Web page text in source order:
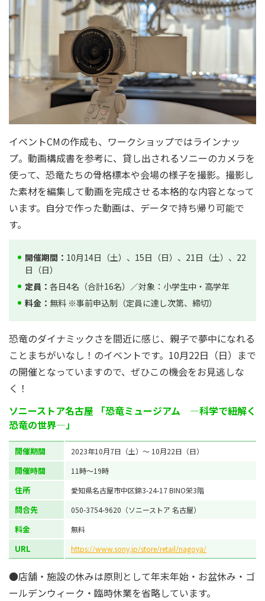
イベントCMの作成も、ワークショップではラインナッ
プ。動画構成書を参考に、貸し出されるソニーのカメラを
使って、恐竜たちの骨格標本や会場の様子を撮影。撮影し
た素材を編集して動画を完成させる本格的な内容となって
います。自分で作った動画は、データで持ち帰り可能で
す。
開催期間： 10月14日（土）、15日（日）、21日（土）、22
日（日）
定員： 各日4名（合計16名）／対象：小学生中・高学年
料金： 無料 ※事前申込制（定員に達し次第、締切）
恐竜のダイナミックさを間近に感じ、親子で夢中になれる
ことまちがいなし！のイベントです。10月22日（日）まで
の開催となっていますので、ぜひこの機会をお見逃しな
く！
ソニーストア名古屋 「恐竜ミュージアム ―科学で紐解く
恐竜の世界―」
開催期間 2023年10月7日（土）～ 10月22日（日）
開催時間 11時～19時
住所 愛知県名古屋市中区錦3-24-17 BINO栄3階
問合先 050-3754-9620（ソニーストア 名古屋）
料金 無料
URL https://www.sony.jp/store/retail/nagoya/
●店舗・施設の休みは原則として年末年始・お盆休み・ゴ
ールデンウィーク・臨時休業を省略しています。